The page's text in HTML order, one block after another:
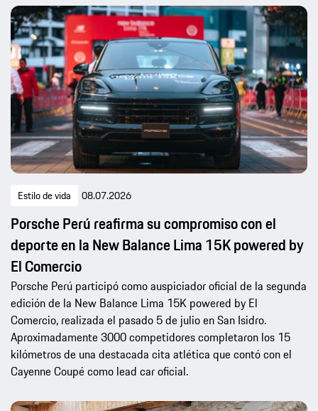
Estilo de vida 08.07.2026
Porsche Perú reafirma su compromiso con el
deporte en la New Balance Lima 15K powered by
El Comercio
Porsche Perú participó como auspiciador oficial de la segunda
edición de la New Balance Lima 15K powered by El
Comercio, realizada el pasado 5 de julio en San Isidro.
Aproximadamente 3000 competidores completaron los 15
kilómetros de una destacada cita atlética que contó con el
Cayenne Coupé como lead car oficial.